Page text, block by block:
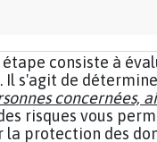
étape consiste à
Il s'agit de
concernées,
risques vous
protection des